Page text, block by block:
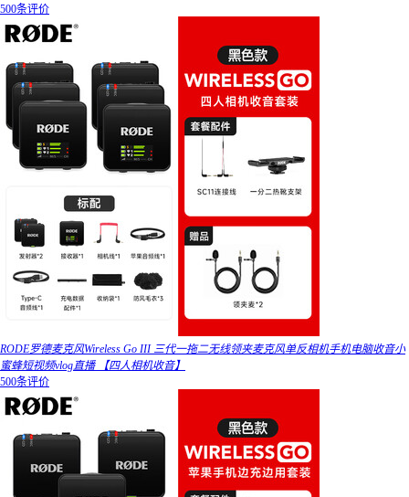
500条评价
RODE罗德麦克风Wireless Go III 三代一拖二无线领夹麦克风单反相机手机电脑收音小
蜜蜂短视频vlog直播 【四人相机收音】
500条评价